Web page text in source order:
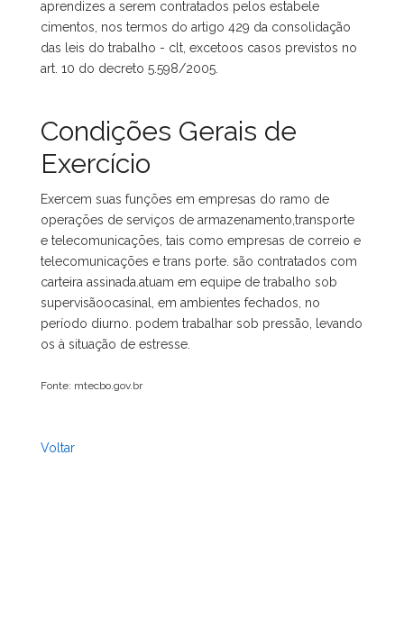
aprendizes a serem contratados pelos estabele
cimentos, nos termos do artigo 429 da consolidação
das leis do trabalho - clt, excetoos casos previstos no
art. 10 do decreto 5.598/2005.
Condições Gerais de
Exercício
Exercem suas funções em empresas do ramo de
operações de serviços de armazenamento,transporte
e telecomunicações, tais como empresas de correio e
telecomunicações e trans porte. são contratados com
carteira assinada.atuam em equipe de trabalho sob
supervisãoocasinal, em ambientes fechados, no
período diurno. podem trabalhar sob pressão, levando
os à situação de estresse.
Fonte: mtecbo.gov.br
Voltar